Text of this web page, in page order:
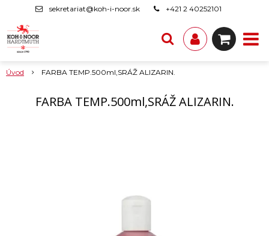
sekretariat@koh-i-noor.sk +421 2 40252101
Úvod FARBA TEMP.500ml,SRÁŽ ALIZARIN.
FARBA TEMP.500ml,SRÁŽ ALIZARIN.